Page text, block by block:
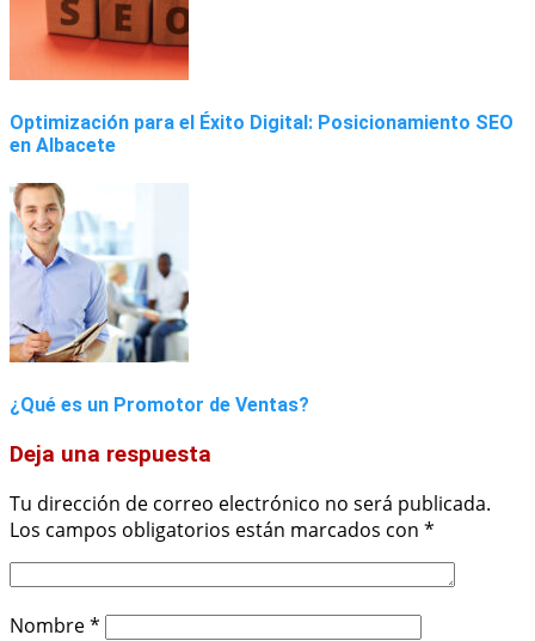
Optimización para el Éxito Digital: Posicionamiento SEO
en Albacete
¿Qué es un Promotor de Ventas?
Deja una respuesta
Tu dirección de correo electrónico no será publicada.
Los campos obligatorios están marcados con *
Nombre*